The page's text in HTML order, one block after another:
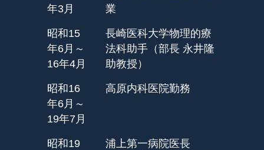
年3月
業
昭和15
年6月～
16年4月
長崎医科大学物理的療
法科助手（部長 永井隆
助教授）
昭和16
年6月～
19年7月
高原内科医院勤務
昭和19
浦上第一病院医長